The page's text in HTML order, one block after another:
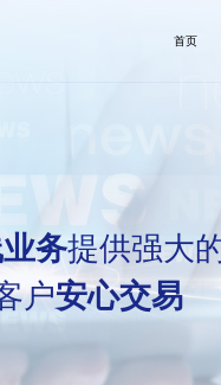
首页
务提供强大
户安心交易